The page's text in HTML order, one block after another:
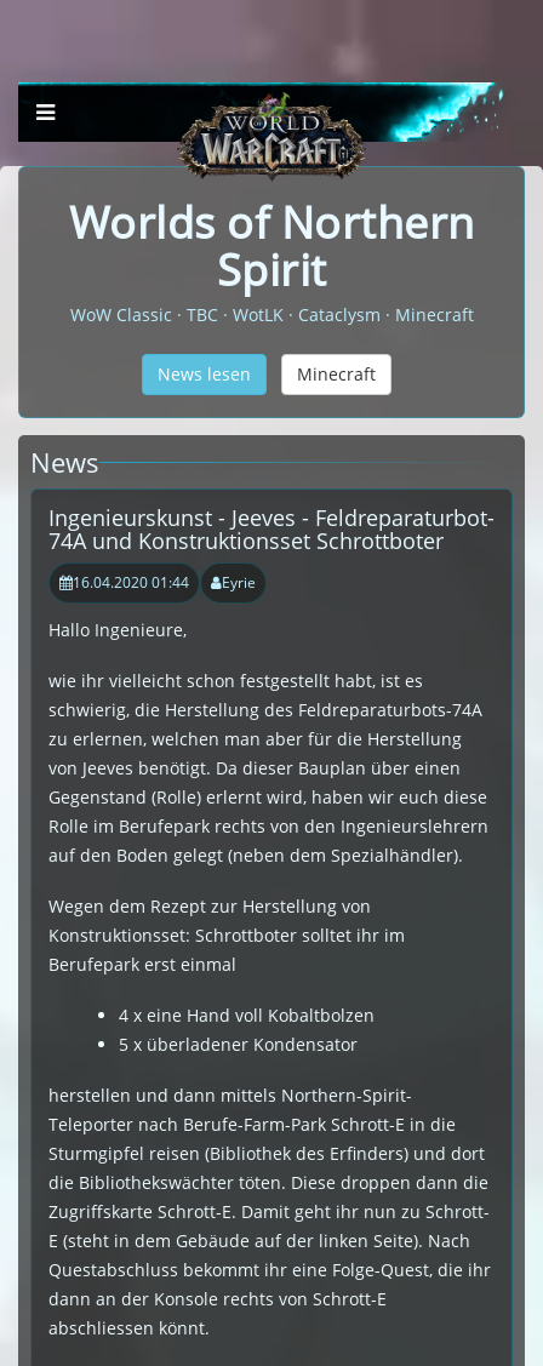
Worlds of Northern
Spirit
WoW Classic · TBC · WotLK · Cataclysm · Minecraft
News lesen Minecraft
News
Ingenieurskunst - Jeeves - Feldreparaturbot-
74A und Konstruktionsset Schrottboter
16.04.2020 01:44 Eyrie
Hallo Ingenieure,
wie ihr vielleicht schon festgestellt habt, ist es
schwierig, die Herstellung des Feldreparaturbots-74A
zu erlernen, welchen man aber für die Herstellung
von Jeeves benötigt. Da dieser Bauplan über einen
Gegenstand (Rolle) erlernt wird, haben wir euch diese
Rolle im Berufepark rechts von den Ingenieurslehrern
auf den Boden gelegt (neben dem Spezialhändler).
Wegen dem Rezept zur Herstellung von
Konstruktionsset: Schrottboter solltet ihr im
Berufepark erst einmal
4 x eine Hand voll Kobaltbolzen
5 x überladener Kondensator
herstellen und dann mittels Northern-Spirit-
Teleporter nach Berufe-Farm-Park Schrott-E in die
Sturmgipfel reisen (Bibliothek des Erfinders) und dort
die Bibliothekswächter töten. Diese droppen dann die
Zugriffskarte Schrott-E. Damit geht ihr nun zu Schrott-
E (steht in dem Gebäude auf der linken Seite). Nach
Questabschluss bekommt ihr eine Folge-Quest, die ihr
dann an der Konsole rechts von Schrott-E
abschliessen könnt.